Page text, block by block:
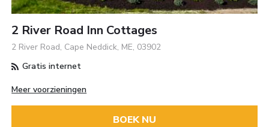
2 River Road Inn Cottages
2 River Road, Cape Neddick, ME, 03902
Gratis internet
Meer voorzieningen
BOEK NU